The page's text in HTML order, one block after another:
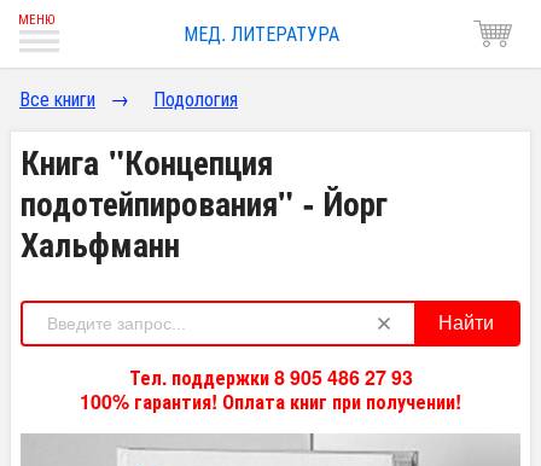
МЕД. ЛИТЕРАТУРА
Все книги → Подология
Книга "Концепция
подотейпирования" - Йорг
Хальфманн
Найти
Тел. поддержки 8 905 486 27 93
100% гарантия! Оплата книг при получении!